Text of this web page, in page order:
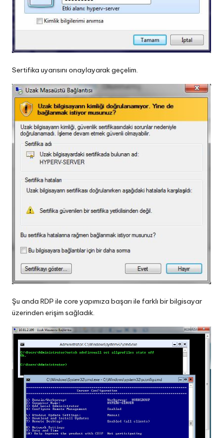
Sertifika uyarısını onaylayarak geçelim.
Şu anda RDP ile core yapımıza başarı ile farklı bir bilgisayar
üzerinden erişim sağladık.